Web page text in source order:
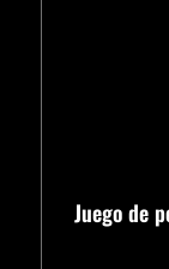
Juego de